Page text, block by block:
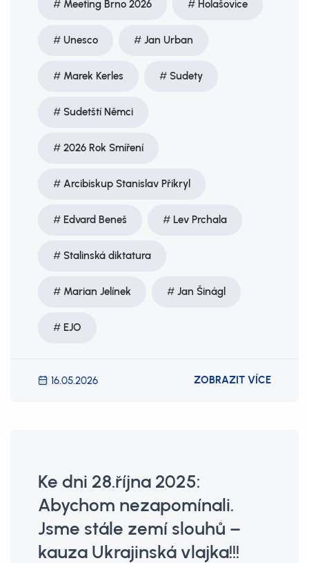
Meeting Brno 2026 Holašovice
Unesco Jan Urban
Marek Kerles Sudety
Sudetští Němci
2026 Rok Smíření
Arcibiskup Stanislav Přikryl
Edvard Beneš Lev Prchala
Stalinská diktatura
Marian Jelínek Jan Šinágl
EJO
16.05.2026 ZOBRAZIT VÍCE
Ke dni 28.října 2025:
Abychom nezapomínali.
Jsme stále zemí slouhů –
kauza Ukrajinská vlajka!!!